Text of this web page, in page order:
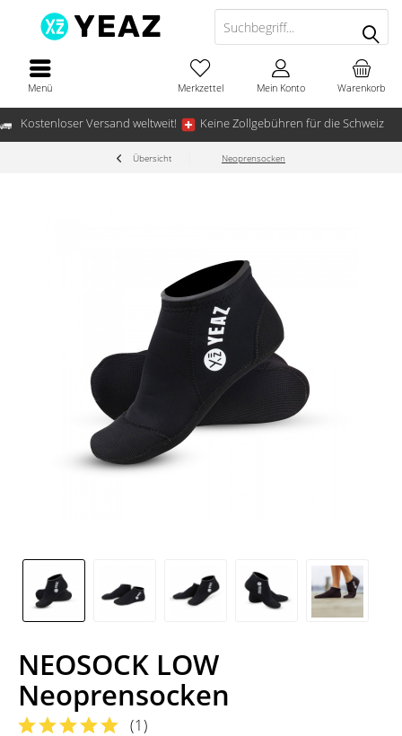
Kostenloser Versand weltweit! Keine Zollgebühren für die Schweiz
Menü Warenkorb
Merkzettel Mein Konto
Übersicht Neoprensocken
NEOSOCK LOW
Neoprensocken
(1)